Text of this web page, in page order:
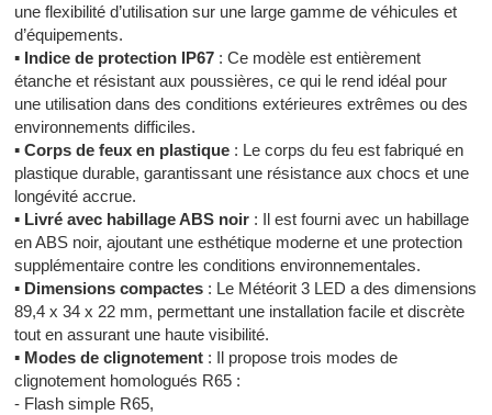
une flexibilité d’utilisation sur une large gamme de véhicules et
d’équipements.
▪ Indice de protection IP67 : Ce modèle est entièrement
étanche et résistant aux poussières, ce qui le rend idéal pour
une utilisation dans des conditions extérieures extrêmes ou des
environnements difficiles.
▪ Corps de feux en plastique : Le corps du feu est fabriqué en
plastique durable, garantissant une résistance aux chocs et une
longévité accrue.
▪ Livré avec habillage ABS noir : Il est fourni avec un habillage
en ABS noir, ajoutant une esthétique moderne et une protection
supplémentaire contre les conditions environnementales.
▪ Dimensions compactes : Le Météorit 3 LED a des dimensions
89,4 x 34 x 22 mm, permettant une installation facile et discrète
tout en assurant une haute visibilité.
▪ Modes de clignotement : Il propose trois modes de
clignotement homologués R65 :
- Flash simple R65,